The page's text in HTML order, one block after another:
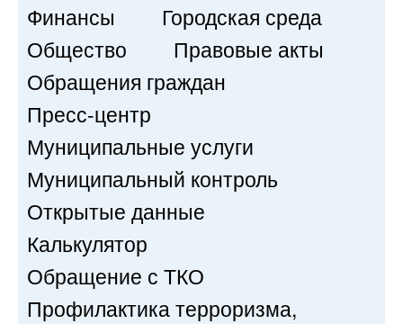
Финансы
Городская среда
Общество
Правовые акты
Обращения граждан
Пресс-центр
Муниципальные услуги
Муниципальный контроль
Открытые данные
Калькулятор
Обращение с ТКО
Профилактика терроризма,